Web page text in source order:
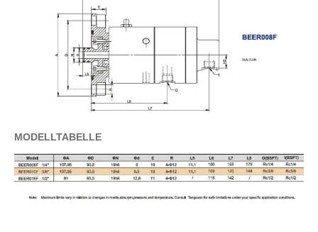
MODELLTABELLE